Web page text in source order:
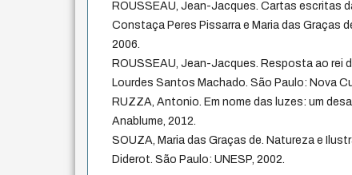
ROUSSEAU, Jean-Jacques. Cartas escritas
Constaça Peres Pissarra e Maria das Graças
2006.
ROUSSEAU, Jean-Jacques. Resposta ao rei
Lourdes Santos Machado. São Paulo: Nova
RUZZA, Antonio. Em nome das luzes: um
Anablume, 2012.
SOUZA, Maria das Graças de. Natureza e
Diderot. São Paulo: UNESP, 2002.